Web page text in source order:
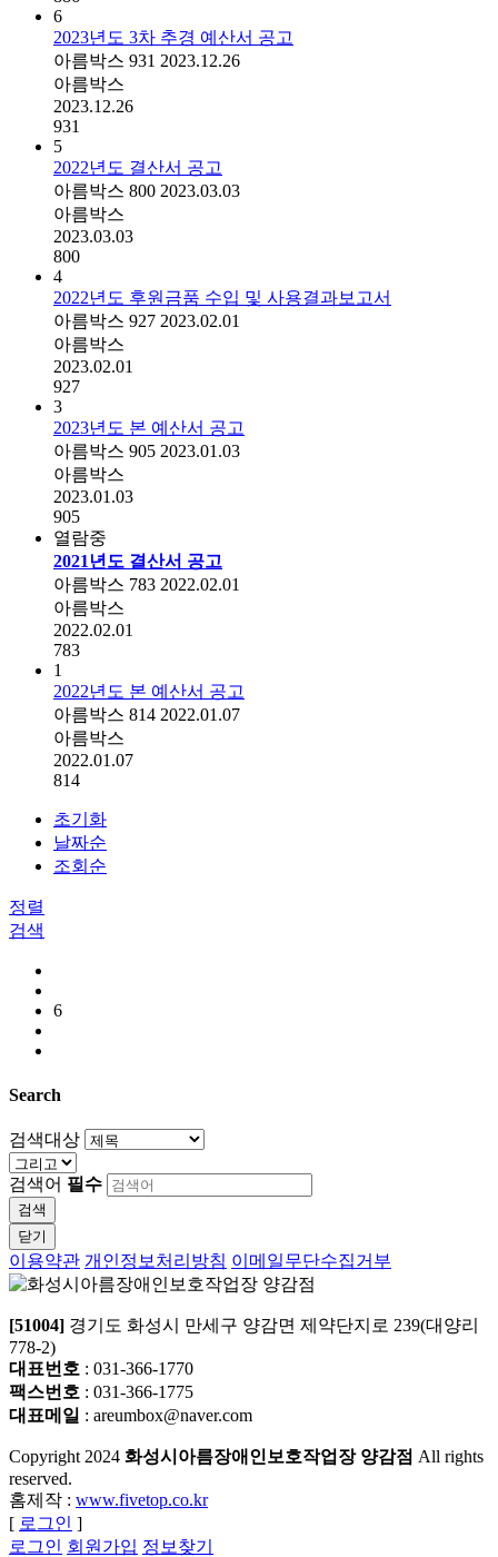
6
2023년도 3차 추경 예산서 공고
아름박스 931 2023.12.26
아름박스
2023.12.26
931
5
2022년도 결산서 공고
아름박스 800 2023.03.03
아름박스
2023.03.03
800
4
2022년도 후원금품 수입 및 사용결과보고서
아름박스 927 2023.02.01
아름박스
2023.02.01
927
3
2023년도 본 예산서 공고
아름박스 905 2023.01.03
아름박스
2023.01.03
905
열람중
2021년도 결산서 공고
아름박스 783 2022.02.01
아름박스
2022.02.01
783
1
2022년도 본 예산서 공고
아름박스 814 2022.01.07
아름박스
2022.01.07
814
초기화
날짜순
조회순
정렬
검색
6
Search
검색대상
검색어 필수
검색
닫기
이용약관 개인정보처리방침 이메일무단수집거부
[51004] 경기도 화성시 만세구 양감면 제약단지로 239(대양리
778-2)
대표번호 : 031-366-1770
팩스번호 : 031-366-1775
대표메일 : areumbox@naver.com
Copyright 2024 화성시아름장애인보호작업장 양감점 All rights
reserved.
홈제작 : www.fivetop.co.kr
[ 로그인 ]
로그인 회원가입 정보찾기